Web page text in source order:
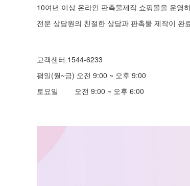
10여년 이상 온라인 판촉물제작 쇼핑몰을 운영
전문 상담원의 친절한 상담과 판촉물 제작이
고객센터 1544-6233
평일(월~금) 오전 9:00 ~ 오후 9:00
토요일 오전 9:00 ~ 오후 6:00